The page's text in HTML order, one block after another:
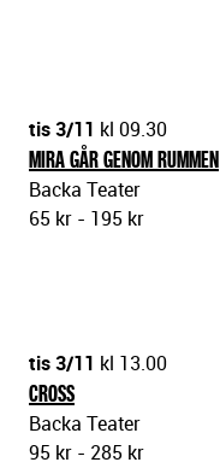
tis 3/11 kl 09.30
MIRA GÅR GENOM RUMMEN
Backa Teater
65 kr - 195 kr
tis 3/11 kl 13.00
CROSS
Backa Teater
95 kr - 285 kr